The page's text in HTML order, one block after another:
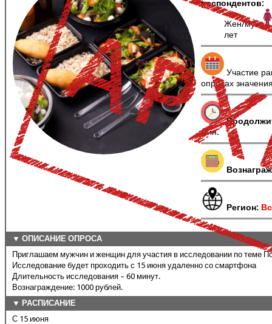
респондентов:
Жен/муж
лет
Участие
опросах
мин.
Регион:
▼ ОПИСАНИЕ ОПРОСА
Приглашаем мужчин и женщин для участия в исследовании по теме
Исследование будет проходить с 15 июня удаленно со смартфона
Длительность исследования – 60 минут.
Вознаграждение: 1000 рублей.
▼ РАСПИСАНИЕ
С 15 июня